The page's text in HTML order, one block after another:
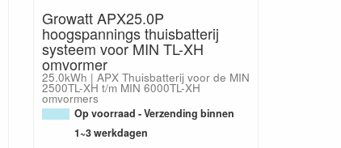
Growatt APX25.0P
hoogspannings thuisbatterij
systeem voor MIN TL-XH
omvormer
25.0kWh | APX Thuisbatterij voor de MIN
2500TL-XH t/m MIN 6000TL-XH
omvormers
Op voorraad - Verzending binnen
1~3 werkdagen